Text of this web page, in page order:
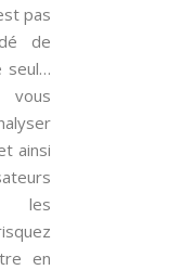
pas
de
seul…
vous
ainsi
les
en